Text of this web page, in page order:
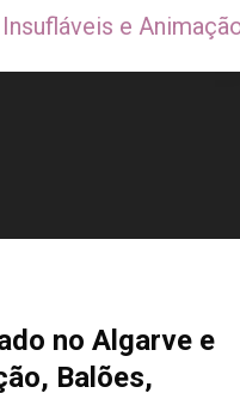
no Algarve e
Balões,